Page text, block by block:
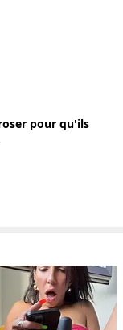
pour qu'ils